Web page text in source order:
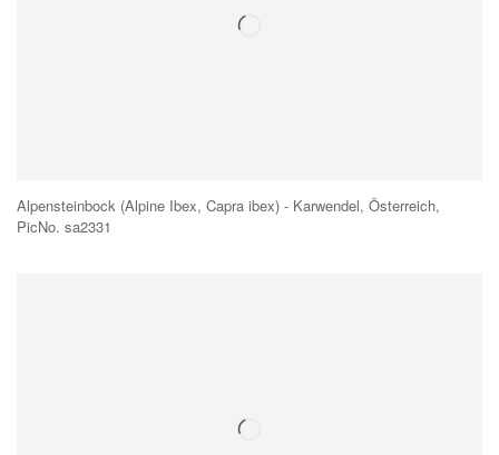
Alpensteinbock (Alpine Ibex, Capra ibex) - Karwendel, Österreich,
PicNo. sa2331